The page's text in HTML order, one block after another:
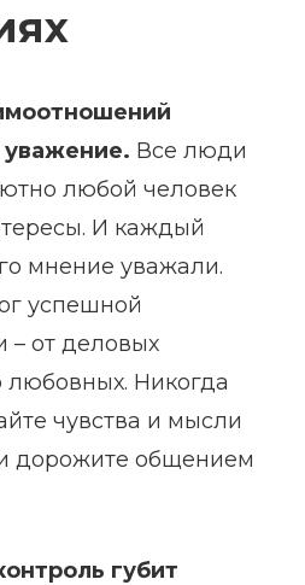
Все люди
любой человек
И каждый
мнение уважали.
успешной
– от деловых
Никогда
чувства и мысли
дорожите общением
губит